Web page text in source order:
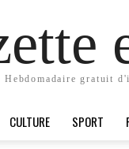
Hebdomadaire gratuit
CULTURE SPORT